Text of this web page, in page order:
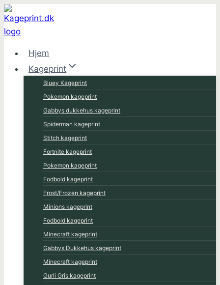
Fortsæt
til
indhold
Hjem
Kageprint
Bluey Kageprint
Pokemon kageprint
Gabbys dukkehus kageprint
Spiderman kageprint
Stitch kageprint
Fortnite kageprint
Pokemon kageprint
Fodbold kageprint
Frost/Frozen kageprint
Minions kageprint
Fodbold kageprint
Minecraft kageprint
Gabbys Dukkehus kageprint
Minecraft kageprint
Gurli Gris kageprint